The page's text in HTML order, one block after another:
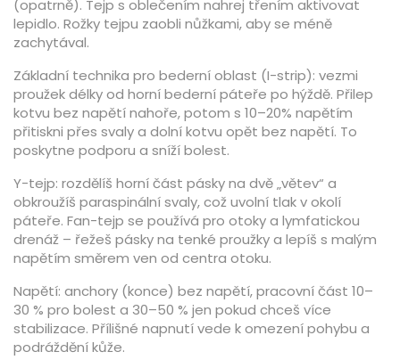
(opatrně). Tejp s oblečením nahrej třením aktivovat
lepidlo. Rožky tejpu zaobli nůžkami, aby se méně
zachytával.
Základní technika pro bederní oblast (I-strip): vezmi
proužek délky od horní bederní páteře po hýždě. Přilep
kotvu bez napětí nahoře, potom s 10–20% napětím
přitiskni přes svaly a dolní kotvu opět bez napětí. To
poskytne podporu a sníží bolest.
Y-tejp: rozdělíš horní část pásky na dvě „větev“ a
obkroužíš paraspinální svaly, což uvolní tlak v okolí
páteře. Fan-tejp se používá pro otoky a lymfatickou
drenáž – řežeš pásky na tenké proužky a lepíš s malým
napětím směrem ven od centra otoku.
Napětí: anchory (konce) bez napětí, pracovní část 10–
30 % pro bolest a 30–50 % jen pokud chceš více
stabilizace. Přílišné napnutí vede k omezení pohybu a
podráždění kůže.